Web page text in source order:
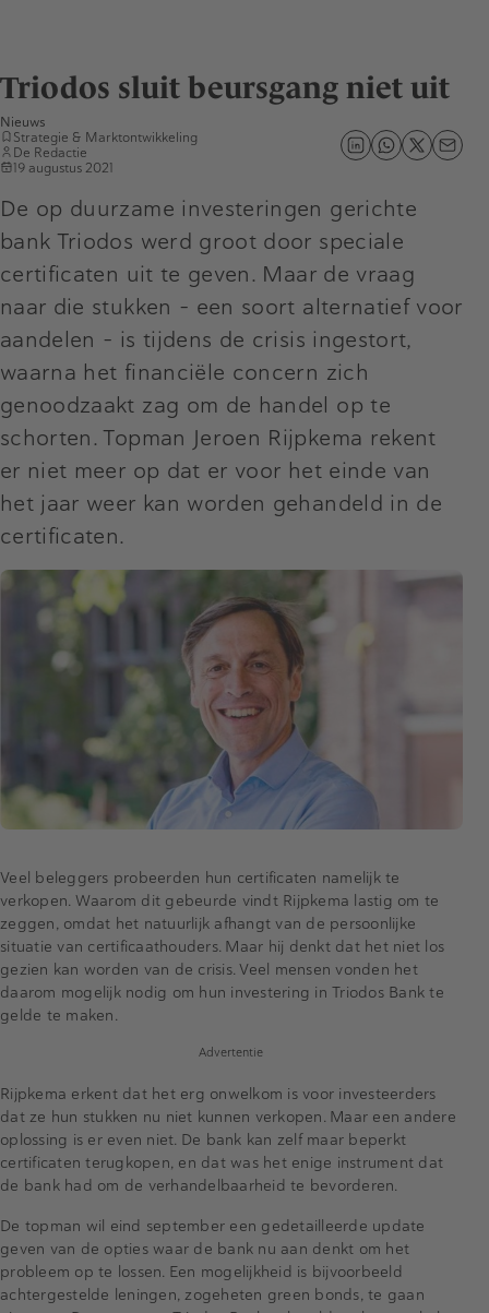
Triodos sluit beursgang niet uit
Nieuws
Strategie & Marktontwikkeling
De Redactie
19 augustus 2021
De op duurzame investeringen gerichte
bank Triodos werd groot door speciale
certificaten uit te geven. Maar de vraag
naar die stukken - een soort alternatief voor
aandelen - is tijdens de crisis ingestort,
waarna het financiële concern zich
genoodzaakt zag om de handel op te
schorten. Topman Jeroen Rijpkema rekent
er niet meer op dat er voor het einde van
het jaar weer kan worden gehandeld in de
certificaten.
Veel beleggers probeerden hun certificaten namelijk te
verkopen. Waarom dit gebeurde vindt Rijpkema lastig om te
zeggen, omdat het natuurlijk afhangt van de persoonlijke
situatie van certificaathouders. Maar hij denkt dat het niet los
gezien kan worden van de crisis. Veel mensen vonden het
daarom mogelijk nodig om hun investering in Triodos Bank te
gelde te maken.
Advertentie
Rijpkema erkent dat het erg onwelkom is voor investeerders
dat ze hun stukken nu niet kunnen verkopen. Maar een andere
oplossing is er even niet. De bank kan zelf maar beperkt
certificaten terugkopen, en dat was het enige instrument dat
de bank had om de verhandelbaarheid te bevorderen.
De topman wil eind september een gedetailleerde update
geven van de opties waar de bank nu aan denkt om het
probleem op te lossen. Een mogelijkheid is bijvoorbeeld
achtergestelde leningen, zogeheten green bonds, te gaan